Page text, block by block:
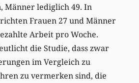
Männer lediglich 49. In
Frauen 27 und Männer
Arbeit pro Woche.
die Studie, dass zwar
im Vergleich zu
zu vermerken sind, die